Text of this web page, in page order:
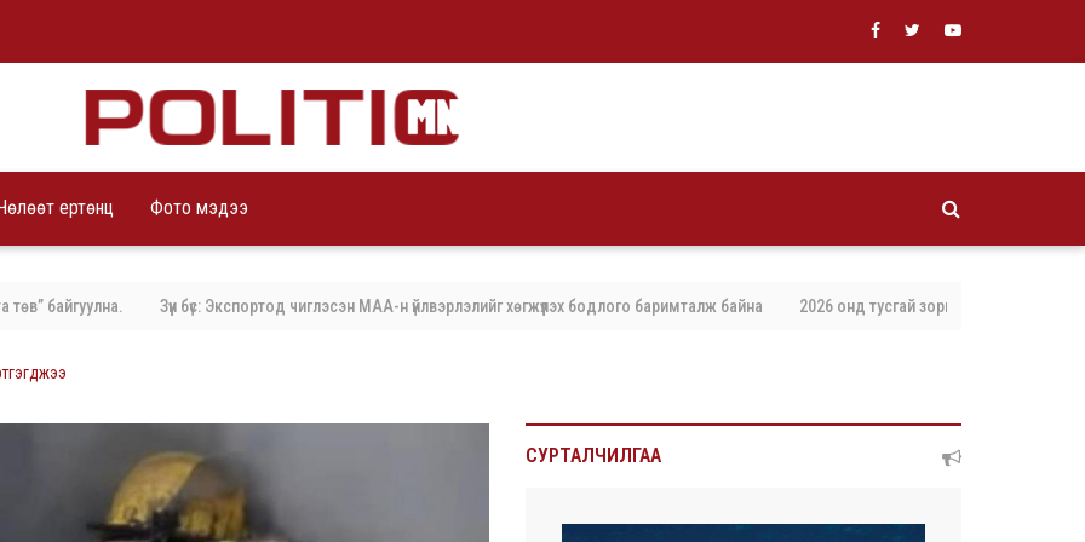
ертөнц Фото мэдээ
Зүүн бүс: Экспортод чиглэсэн МАА-н үйлвэрлэлийг хөгжүүлэх бодлого баримталж байна 2026 онд тусгай зориулалтаар агнах, барих
СУРТАЛЧИЛГАА